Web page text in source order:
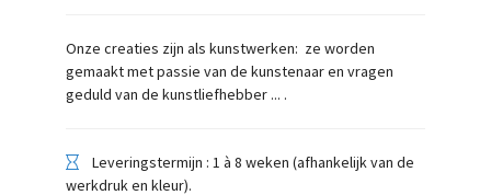
Onze creaties zijn als kunstwerken: ze worden
gemaakt met passie van de kunstenaar en vragen
geduld van de kunstliefhebber ... .
Leveringstermijn : 1 à 8 weken (afhankelijk van de
werkdruk en kleur).